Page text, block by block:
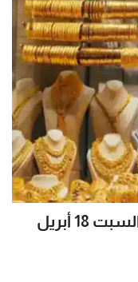
سعر الذهب اليوم في الإمارات السبت 18 أبريل